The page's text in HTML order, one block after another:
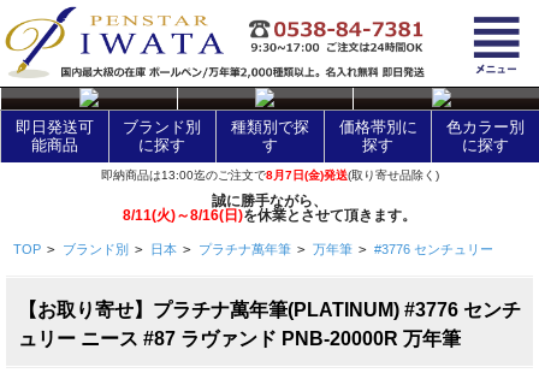
layer Control
即日発送可
能商品
ブランド別
に探す
種類別で探
す
価格帯別に
探す
色カラー別
に探す
即納商品は13:00迄のご注文で8月7日(金)発送(取り寄せ品除く)
誠に勝手ながら、
8/11(火)～8/16(日)を休業とさせて頂きます。
TOP > ブランド別 > 日本 > プラチナ萬年筆 > 万年筆 > #3776 センチュリー
【お取り寄せ】プラチナ萬年筆(PLATINUM) #3776 センチ
ュリー ニース #87 ラヴァンド PNB-20000R 万年筆